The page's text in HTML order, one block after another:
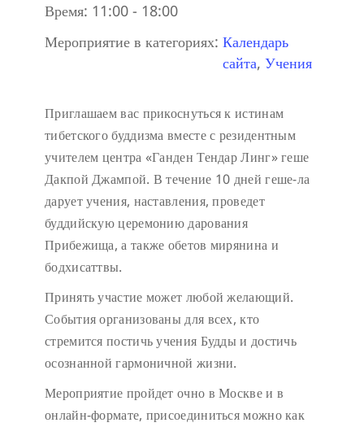
Время: 11:00 - 18:00
Мероприятие в категориях: Календарь
сайта, Учения
Приглашаем вас прикоснуться к истинам
тибетского буддизма вместе с резидентным
учителем центра «Ганден Тендар Линг» геше
Дакпой Джампой. В течение 10 дней геше-ла
дарует учения, наставления, проведет
буддийскую церемонию дарования
Прибежища, а также обетов мирянина и
бодхисаттвы.
Принять участие может любой желающий.
События организованы для всех, кто
стремится постичь учения Будды и достичь
осознанной гармоничной жизни.
Мероприятие пройдет очно в Москве и в
онлайн-формате, присоединиться можно как